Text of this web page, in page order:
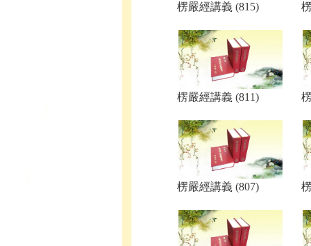
楞嚴經講義 (815)
楞嚴經講義 (811)
楞嚴經講義 (807)